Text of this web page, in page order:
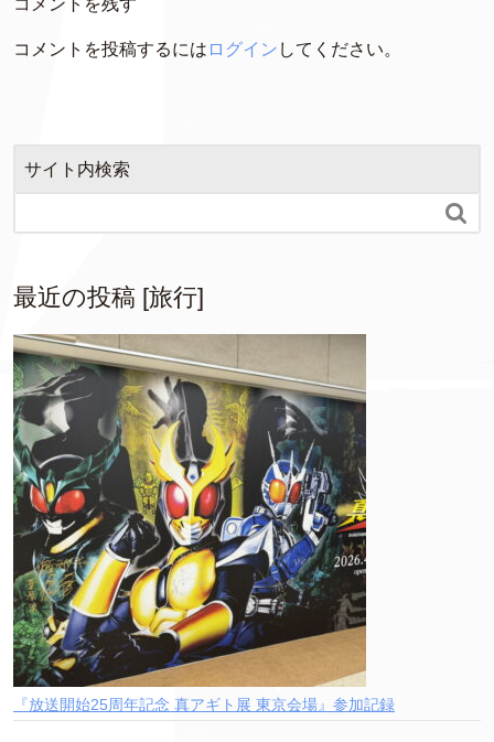
コメントを投稿するには ログイン してください。
サイト内検索

最近の投稿 [旅行]
『放送開始25周年記念 真アギト展 東京会場』参加記録